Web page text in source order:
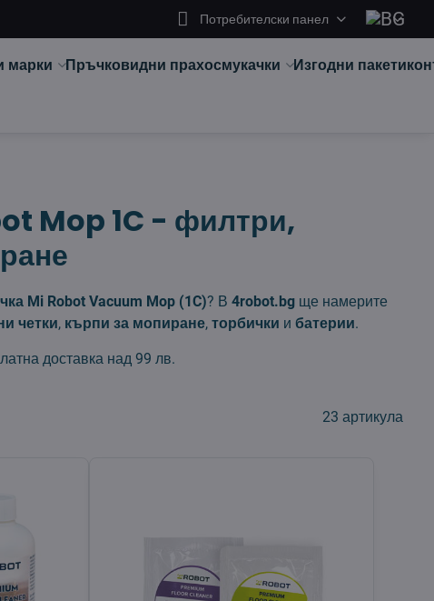
Потребителски панел
марки Пръчковидни прахосмукачки Изгодни пакети
Mop 1C - филтри,
Mi Robot Vacuum Mop (1C)? В4robot.bg ще намерите
четки, кърпи за мопиране,торбички ибатерии.
доставка над 99 лв.
23 артикула